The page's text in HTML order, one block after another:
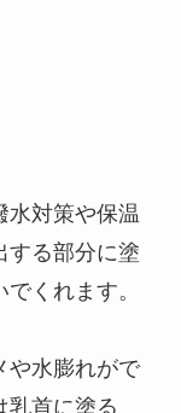
水対策や保温
する部分に塗
くれます。
や水膨れがで
乳首に塗る